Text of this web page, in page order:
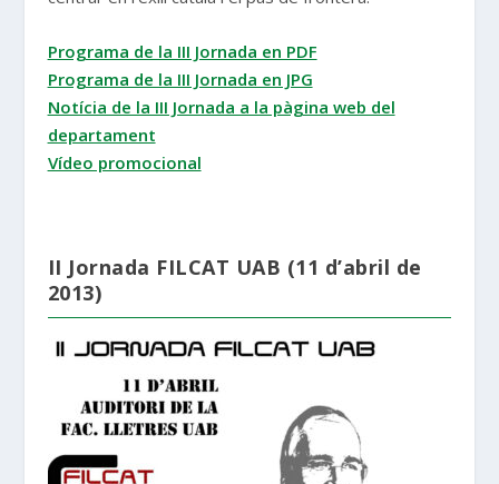
Programa de la III Jornada en PDF
Programa de la III Jornada en JPG
Notícia de la III Jornada a la pàgina web del
departament
Vídeo promocional
II Jornada FILCAT UAB (11 d’abril de
2013)